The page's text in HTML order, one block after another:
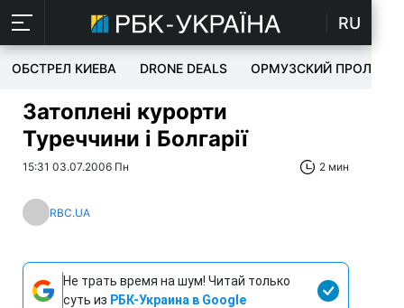
RU
ОБСТРЕЛ КИЕВА DRONE DEALS ОРМУЗСКИЙ ПРОЛИВ
Затоплені курорти
Туреччини і Болгарії
15:31 03.07.2006 Пн 2 мин
RBC.UA
Не трать время на шум! Читай только
суть из РБК-Украина в Google